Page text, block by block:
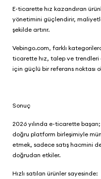
E-ticarette hız kazandıran
yönetimini güçlendirir,
şekilde artırır.
Vebingo.com, farklı
ticarette hız, talep ve
için güçlü bir referans noktası
Sonuç
2026 yılında e-ticarette
doğru platform birleşimiyle
etmek, sadece satış hacmini
doğrudan etkiler.
Hızlı satılan ürünler sayesinde: